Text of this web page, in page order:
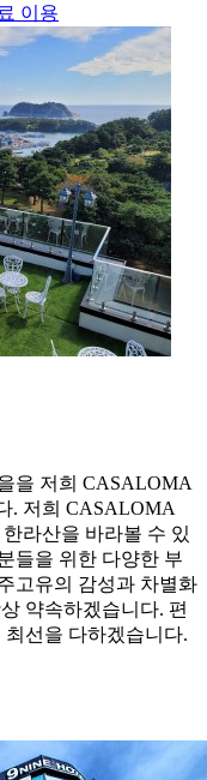
이용
을 저희 CASALOMA
. 저희 CASALOMA
라산을 바라볼 수 있
들을 위한 다양한 부
고유의 감성과 차별화
약속하겠습니다. 편
선을 다하겠습니다.